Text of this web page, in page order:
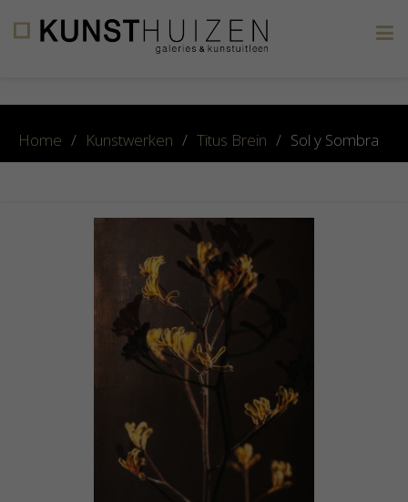
Home / Kunstwerken / Titus Brein / Sol y Sombra